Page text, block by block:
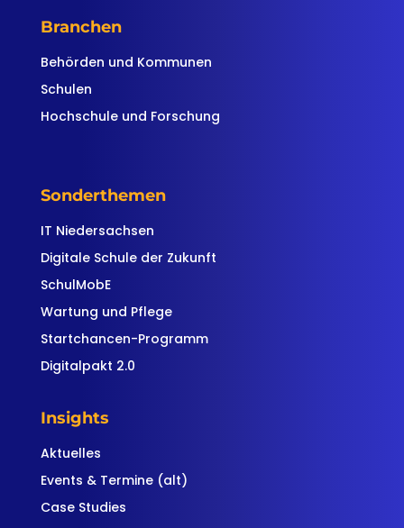
Branchen
Behörden und Kommunen
Schulen
Hochschule und Forschung
Sonderthemen
IT Niedersachsen
Digitale Schule der Zukunft
SchulMobE
Wartung und Pflege
Startchancen-Programm
Digitalpakt 2.0
Insights
Aktuelles
Events & Termine (alt)
Case Studies